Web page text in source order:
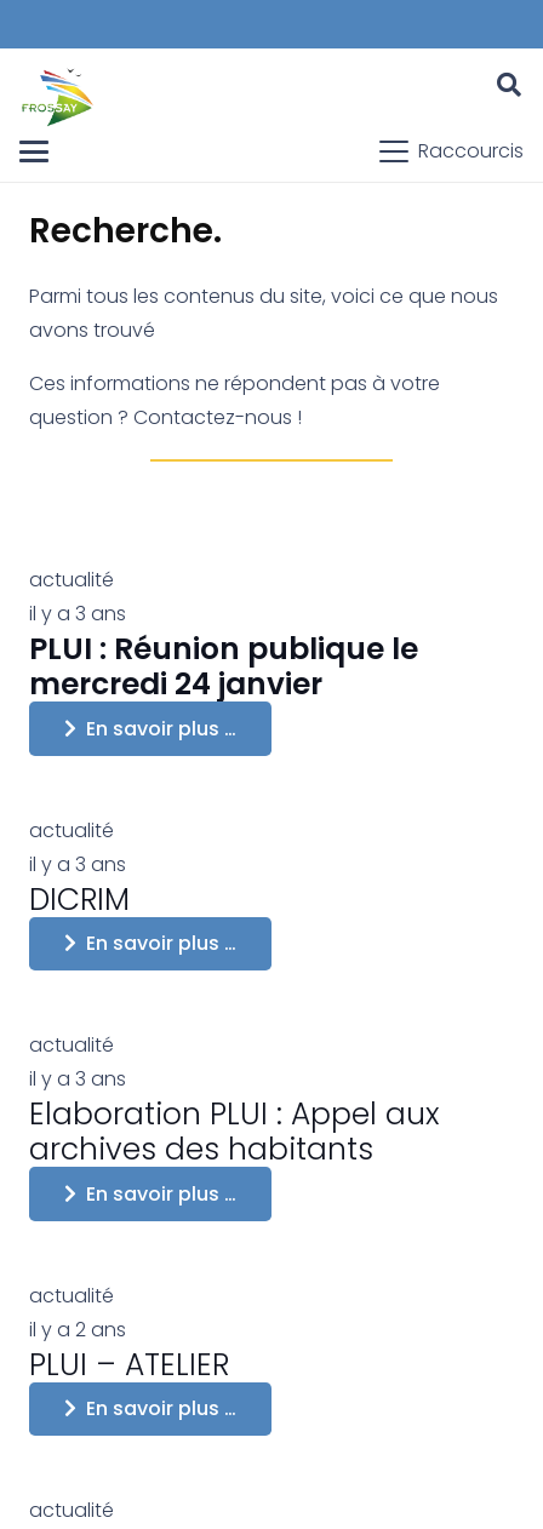
Raccourcis
Recherche.
Parmi tous les contenus du site, voici ce que nous
avons trouvé
Ces informations ne répondent pas à votre
question ? Contactez-nous !
actualité
il y a 3 ans
PLUI : Réunion publique le
mercredi 24 janvier
En savoir plus …
actualité
il y a 3 ans
DICRIM
En savoir plus …
actualité
il y a 3 ans
Elaboration PLUI : Appel aux
archives des habitants
En savoir plus …
actualité
il y a 2 ans
PLUI – ATELIER
En savoir plus …
actualité